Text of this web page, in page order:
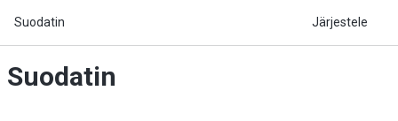
Suodatin Järjestele
Suodatin